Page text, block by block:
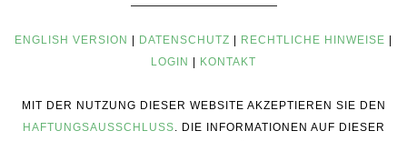
ENGLISH VERSION | DATENSCHUTZ | RECHTLICHE HINWEISE |
LOGIN | KONTAKT
MIT DER NUTZUNG DIESER WEBSITE AKZEPTIEREN SIE DEN
HAFTUNGSAUSSCHLUSS . DIE INFORMATIONEN AUF DIESER